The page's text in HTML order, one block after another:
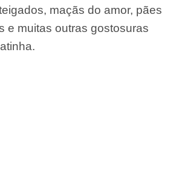
maçãs do amor, pães
e muitas outras gostosuras